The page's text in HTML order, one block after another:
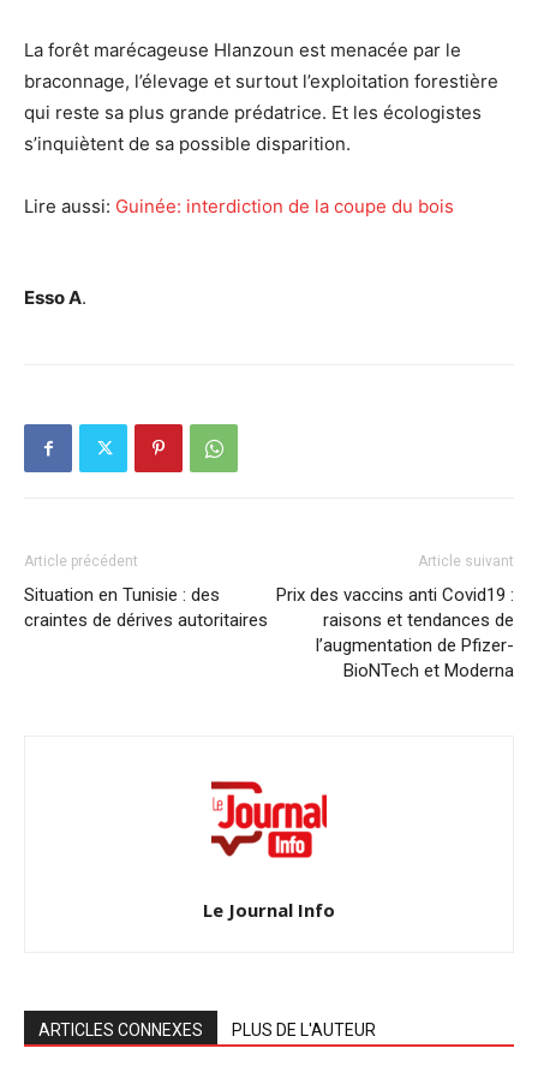
La forêt marécageuse Hlanzoun est menacée par le
braconnage, l’élevage et surtout l’exploitation forestière
qui reste sa plus grande prédatrice. Et les écologistes
s’inquiètent de sa possible disparition.
Lire aussi: Guinée: interdiction de la coupe du bois
Esso A.
Article précédent
Situation en Tunisie : des
craintes de dérives autoritaires
Article suivant
Prix des vaccins anti Covid19 :
raisons et tendances de
l’augmentation de Pfizer-
BioNTech et Moderna
Le Journal Info
ARTICLES CONNEXES PLUS DE L'AUTEUR